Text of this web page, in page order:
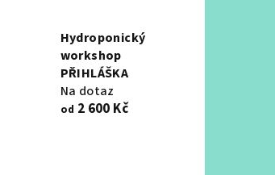
Hydroponický
workshop
PŘIHLÁŠKA
Na dotaz
od 2 600 Kč